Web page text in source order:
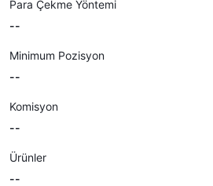
Para Çekme Yöntemi
--
Minimum Pozisyon
--
Komisyon
--
Ürünler
--